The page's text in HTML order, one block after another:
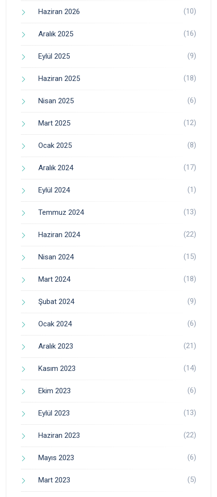
Haziran 2026 (10)
Aralık 2025 (16)
Eylül 2025 (9)
Haziran 2025 (18)
Nisan 2025 (6)
Mart 2025 (12)
Ocak 2025 (8)
Aralık 2024 (17)
Eylül 2024 (1)
Temmuz 2024 (13)
Haziran 2024 (22)
Nisan 2024 (15)
Mart 2024 (18)
Şubat 2024 (9)
Ocak 2024 (6)
Aralık 2023 (21)
Kasım 2023 (14)
Ekim 2023 (6)
Eylül 2023 (13)
Haziran 2023 (22)
Mayıs 2023 (6)
Mart 2023 (5)